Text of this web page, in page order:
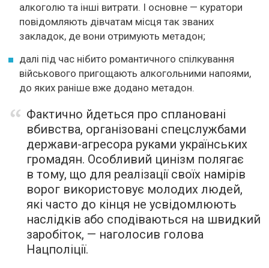
алкоголю та інші витрати. І основне — куратори
повідомляють дівчатам місця так званих
закладок, де вони отримують метадон;
далі під час нібито романтичного спілкування
військового пригощають алкогольними напоями,
до яких раніше вже додано метадон.
Фактично йдеться про сплановані
вбивства, організовані спецслужбами
держави-агресора руками українських
громадян. Особливий цинізм полягає
в тому, що для реалізації своїх намірів
ворог використовує молодих людей,
які часто до кінця не усвідомлюють
наслідків або сподіваються на швидкий
заробіток, — наголосив голова
Нацполіції.